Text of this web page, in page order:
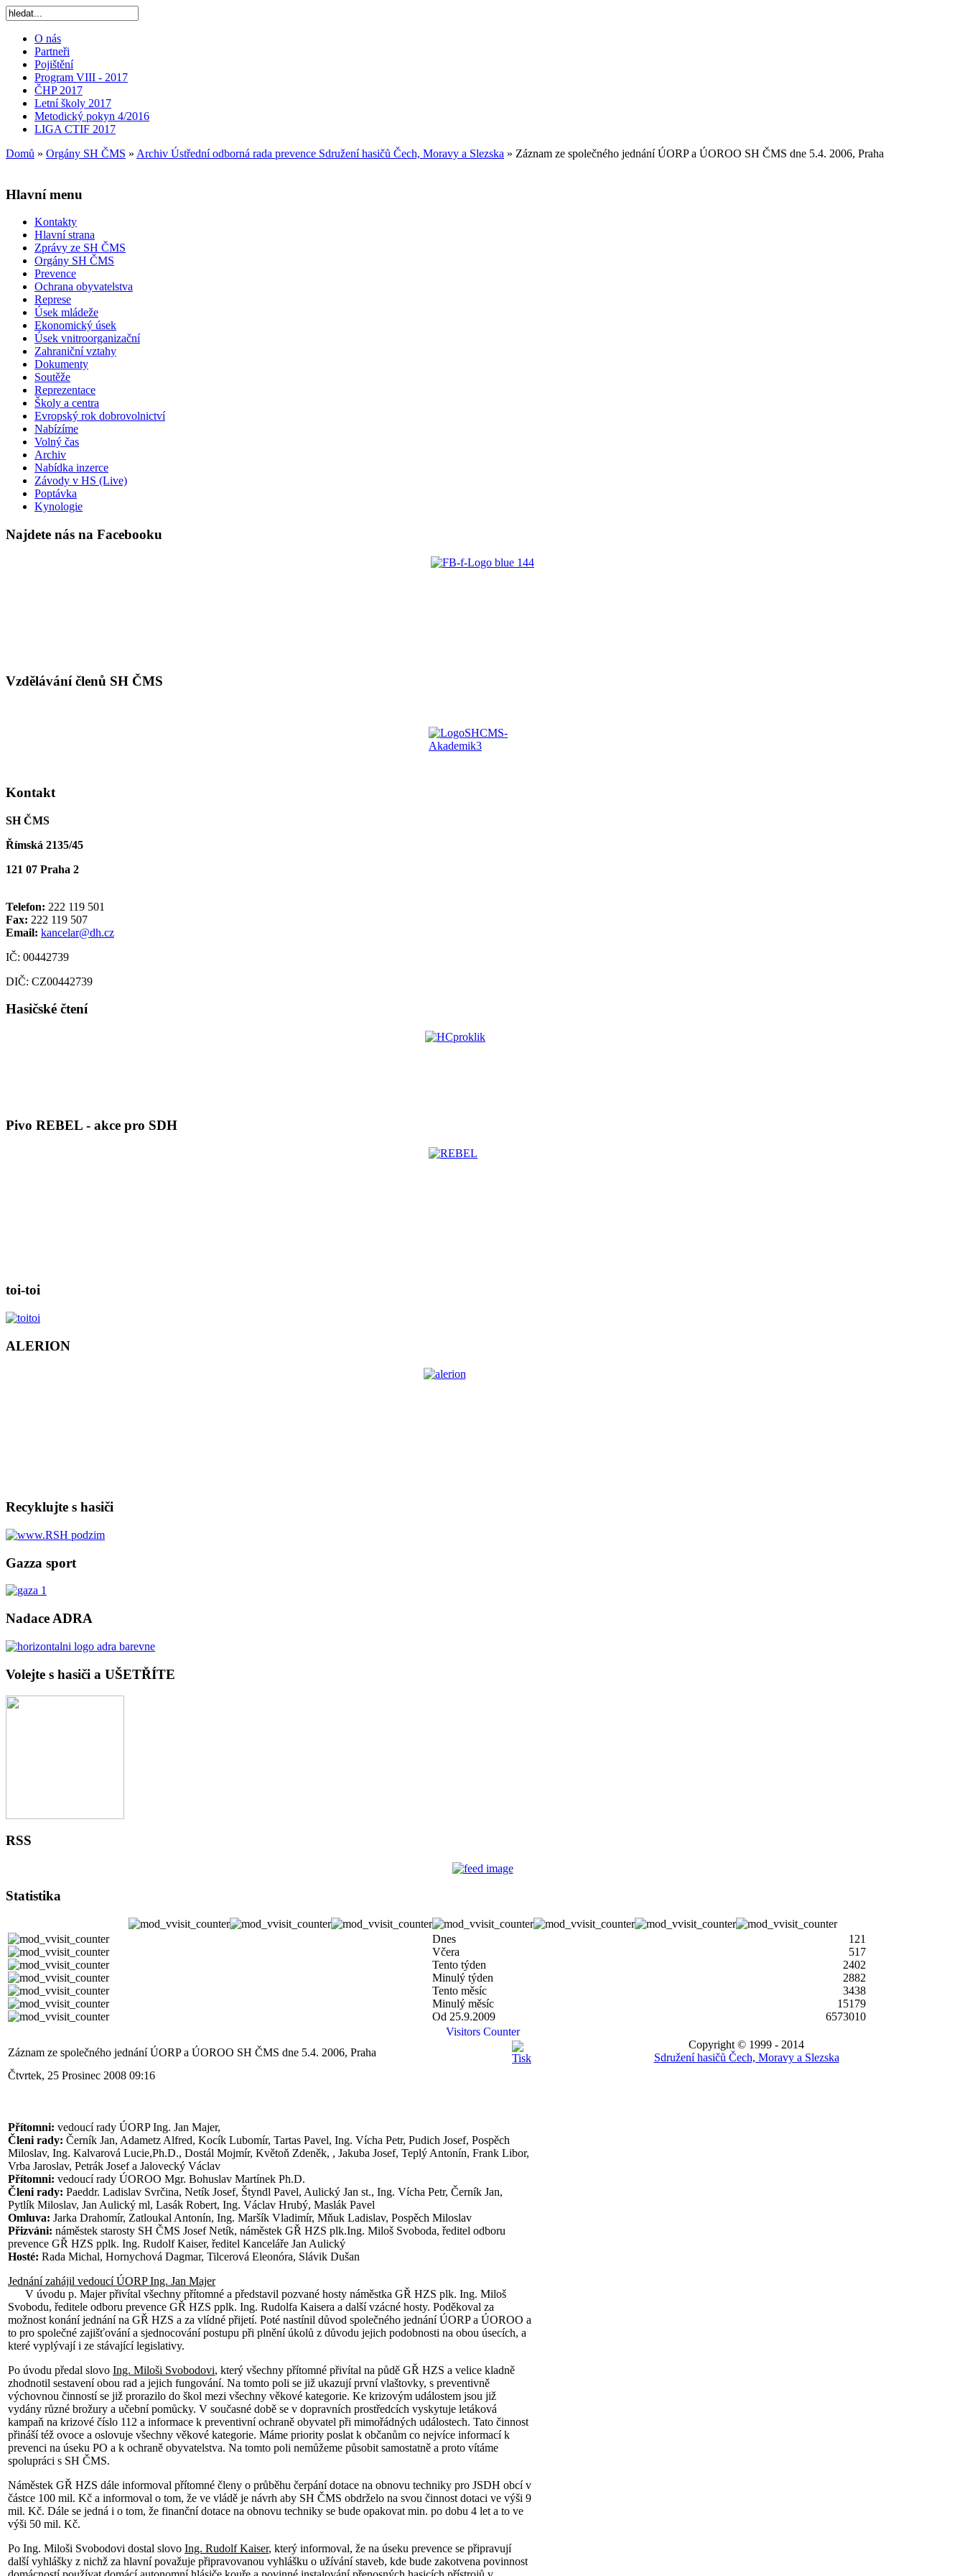
O nás
Partneři
Pojištění
Program VIII - 2017
ČHP 2017
Letní školy 2017
Metodický pokyn 4/2016
LIGA CTIF 2017
Domů » Orgány SH ČMS » Archiv Ústřední odborná rada prevence Sdružení hasičů Čech, Moravy a Slezska » Záznam ze společného jednání ÚORP a ÚOROO SH ČMS dne 5.4. 2006, Praha
Hlavní menu
Kontakty
Hlavní strana
Zprávy ze SH ČMS
Orgány SH ČMS
Prevence
Ochrana obyvatelstva
Represe
Úsek mládeže
Ekonomický úsek
Úsek vnitroorganizační
Zahraniční vztahy
Dokumenty
Soutěže
Reprezentace
Školy a centra
Evropský rok dobrovolnictví
Nabízíme
Volný čas
Archiv
Nabídka inzerce
Závody v HS (Live)
Poptávka
Kynologie
Najdete nás na Facebooku
Vzdělávání členů SH ČMS
Kontakt
SH ČMS
Římská 2135/45
121 07 Praha 2
Telefon: 222 119 501
Fax: 222 119 507
Email: kancelar@dh.cz
IČ: 00442739
DIČ: CZ00442739
Hasičské čtení
Pivo REBEL - akce pro SDH
toi-toi
ALERION
Recyklujte s hasiči
Gazza sport
Nadace ADRA
Volejte s hasiči a UŠETŘÍTE
RSS
Statistika
Dnes
121
Včera
517
Tento týden
2402
Minulý týden
2882
Tento měsíc
3438
Minulý měsíc
15179
Od 25.9.2009
6573010
Visitors Counter
Záznam ze společného jednání ÚORP a ÚOROO SH ČMS dne 5.4. 2006, Praha
Čtvrtek, 25 Prosinec 2008 09:16
Přítomni: vedoucí rady ÚORP Ing. Jan Majer,
Členi rady: Černík Jan, Adametz Alfred, Kocík Lubomír, Tartas Pavel, Ing. Vícha Petr, Pudich Josef, Pospěch
Miloslav, Ing. Kalvarová Lucie,Ph.D., Dostál Mojmír, Květoň Zdeněk, , Jakuba Josef, Teplý Antonín, Frank Libor,
Vrba Jaroslav, Petrák Josef a Jalovecký Václav
Přítomni: vedoucí rady ÚOROO Mgr. Bohuslav Martínek Ph.D.
Členi rady: Paeddr. Ladislav Svrčina, Netík Josef, Štyndl Pavel, Aulický Jan st., Ing. Vícha Petr, Černík Jan,
Pytlík Miloslav, Jan Aulický ml, Lasák Robert, Ing. Václav Hrubý, Maslák Pavel
Omluva: Jarka Drahomír, Zatloukal Antonín, Ing. Maršík Vladimír, Mňuk Ladislav, Pospěch Miloslav
Přizváni: náměstek starosty SH ČMS Josef Netík, náměstek GŘ HZS plk.Ing. Miloš Svoboda, ředitel odboru
prevence GŘ HZS pplk. Ing. Rudolf Kaiser, ředitel Kanceláře Jan Aulický
Hosté: Rada Michal, Hornychová Dagmar, Tilcerová Eleonóra, Slávik Dušan
Jednání zahájil vedoucí ÚORP Ing. Jan Majer
V úvodu p. Majer přivítal všechny přítomné a představil pozvané hosty náměstka GŘ HZS plk. Ing. Miloš
Svobodu, ředitele odboru prevence GŘ HZS pplk. Ing. Rudolfa Kaisera a další vzácné hosty. Poděkoval za
možnost konání jednání na GŘ HZS a za vlídné přijetí. Poté nastínil důvod společného jednání ÚORP a ÚOROO a
to pro společné zajišťování a sjednocování postupu při plnění úkolů z důvodu jejich podobnosti na obou úsecích, a
které vyplývají i ze stávající legislativy.
Po úvodu předal slovo Ing. Miloši Svobodovi, který všechny přítomné přivítal na půdě GŘ HZS a velice kladně
zhodnotil sestavení obou rad a jejich fungování. Na tomto poli se již ukazují první vlaštovky, s preventivně
výchovnou činností se již prorazilo do škol mezi všechny věkové kategorie. Ke krizovým událostem jsou již
vydány různé brožury a učební pomůcky. V současné době se v dopravních prostředcích vyskytuje letáková
kampaň na krizové číslo 112 a informace k preventivní ochraně obyvatel při mimořádných událostech. Tato činnost
přináší též ovoce a oslovuje všechny věkové kategorie. Máme priority poslat k občanům co nejvíce informací k
prevenci na úseku PO a k ochraně obyvatelstva. Na tomto poli nemůžeme působit samostatně a proto vítáme
spolupráci s SH ČMS.
Náměstek GŘ HZS dále informoval přítomné členy o průběhu čerpání dotace na obnovu techniky pro JSDH obcí v
částce 100 mil. Kč a informoval o tom, že ve vládě je návrh aby SH ČMS obdrželo na svou činnost dotaci ve výši 9
mil. Kč. Dále se jedná i o tom, že finanční dotace na obnovu techniky se bude opakovat min. po dobu 4 let a to ve
výši 50 mil. Kč.
Po Ing. Miloši Svobodovi dostal slovo Ing. Rudolf Kaiser, který informoval, že na úseku prevence se připravují
další vyhlášky z nichž za hlavní považuje připravovanou vyhlášku o užívání staveb, kde bude zakotvena povinnost
Copyright © 1999 - 2014
Sdružení hasičů Čech, Moravy a Slezska